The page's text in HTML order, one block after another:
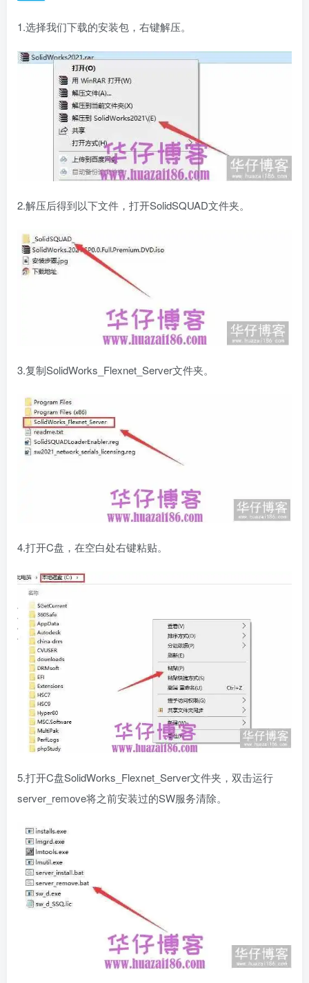
1.选择我们下载的安装包，右键解压。
2.解压后得到以下文件，打开SolidSQUAD文件夹。
3.复制SolidWorks_Flexnet_Server文件夹。
4.打开C盘，在空白处右键粘贴。
5.打开C盘SolidWorks_Flexnet_Server文件夹，双击运行
server_remove将之前安装过的SW服务清除。